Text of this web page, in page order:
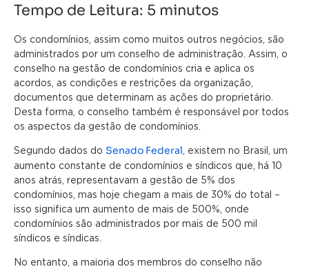
Tempo de Leitura: 5 minutos
Os condomínios, assim como muitos outros negócios, são
administrados por um conselho de administração. Assim, o
conselho na gestão de condomínios cria e aplica os
acordos, as condições e restrições da organização,
documentos que determinam as ações do proprietário.
Desta forma, o conselho também é responsável por todos
os aspectos da gestão de condomínios.
Segundo dados do Senado Federal , existem no Brasil, um
aumento constante de condomínios e síndicos que, há 10
anos atrás, representavam a gestão de 5% dos
condomínios, mas hoje chegam a mais de 30% do total –
isso significa um aumento de mais de 500%, onde
condomínios são administrados por mais de 500 mil
síndicos e síndicas.
No entanto, a maioria dos membros do conselho não